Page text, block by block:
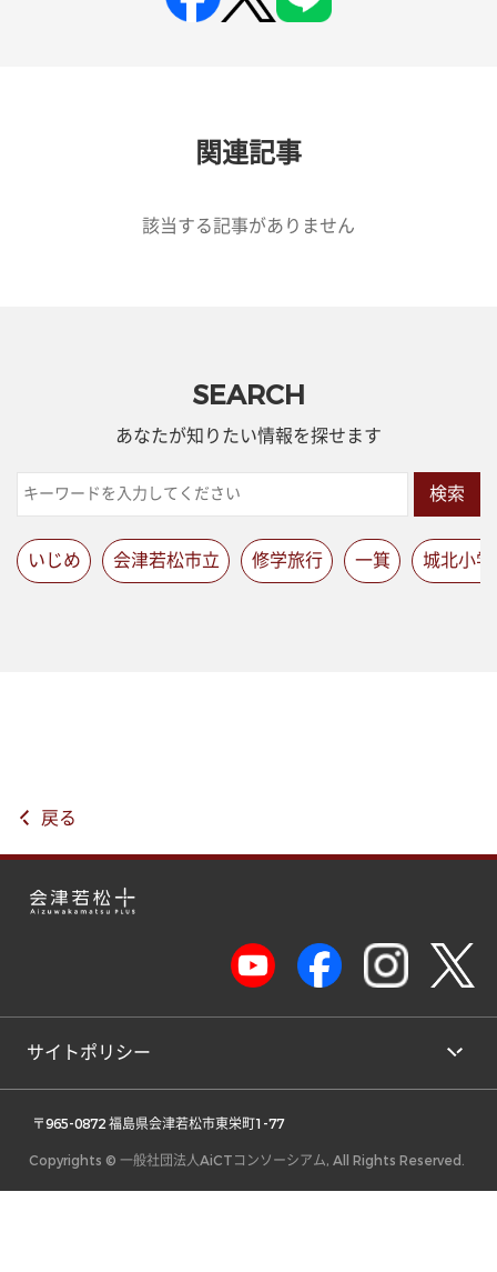
関連記事
該当する記事がありません
SEARCH
あなたが知りたい情報を探せます
検索
いじめ 会津若松市立 修学旅行 一箕 城北小
戻る
サイトポリシー
〒965-0872 福島県会津若松市東栄町1-77
Copyrights © 一般社団法人AiCTコンソーシアム, All Rights Reserved.